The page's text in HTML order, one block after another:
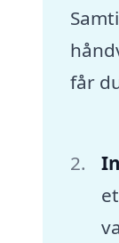
får